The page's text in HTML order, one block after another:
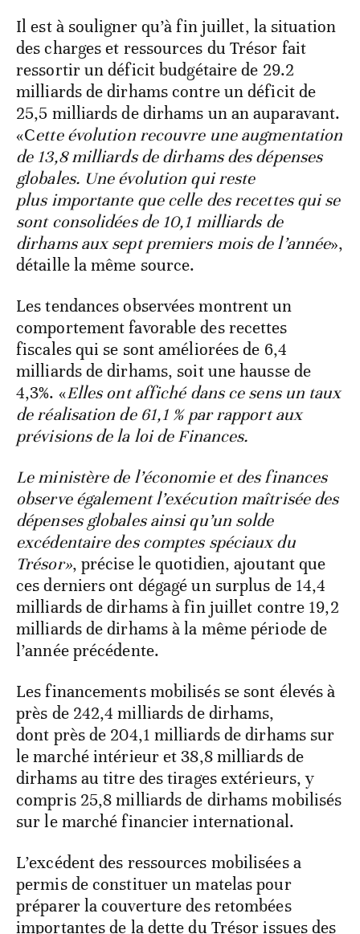
Il est à souligner qu’à fin juillet, la situation
des charges et ressources du Trésor fait
ressortir un déficit budgétaire de 29.2
milliards de dirhams contre un déficit de
25,5 milliards de dirhams un an auparavant.
«Cette évolution recouvre une augmentation
de 13,8 milliards de dirhams des dépenses
globales. Une évolution qui reste
plus importante que celle des recettes qui se
sont consolidées de 10,1 milliards de
dirhams aux sept premiers mois de l’année»,
détaille la même source.
Les tendances observées montrent un
comportement favorable des recettes
fiscales qui se sont améliorées de 6,4
milliards de dirhams, soit une hausse de
4,3%. «Elles ont affiché dans ce sens un taux
de réalisation de 61,1 % par rapport aux
prévisions de la loi de Finances.
Le ministère de l’économie et des finances
observe également l’exécution maîtrisée des
dépenses globales ainsi qu’un solde
excédentaire des comptes spéciaux du
Trésor», précise le quotidien, ajoutant que
ces derniers ont dégagé un surplus de 14,4
milliards de dirhams à fin juillet contre 19,2
milliards de dirhams à la même période de
l’année précédente.
Les financements mobilisés se sont élevés à
près de 242,4 milliards de dirhams,
dont près de 204,1 milliards de dirhams sur
le marché intérieur et 38,8 milliards de
dirhams au titre des tirages extérieurs, y
compris 25,8 milliards de dirhams mobilisés
sur le marché financier international.
L’excédent des ressources mobilisées a
permis de constituer un matelas pour
préparer la couverture des retombées
importantes de la dette du Trésor issues des